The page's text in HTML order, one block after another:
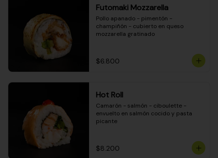
Futomaki Mozzarella
Pollo apanado - pimentón -
champiñón - cubierto en queso
mozzarella gratinado
$6.800
Hot Roll
Camarón - salmón - ciboulette -
envuelto en salmón cocido y pasta
picante
$8.200